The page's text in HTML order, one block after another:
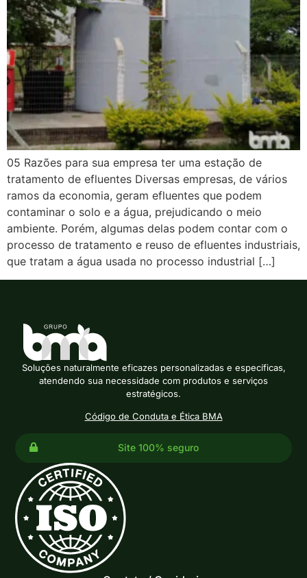
05 Razões para sua empresa ter uma estação de
tratamento de efluentes Diversas empresas, de vários
ramos da economia, geram efluentes que podem
contaminar o solo e a água, prejudicando o meio
ambiente. Porém, algumas delas podem contar com o
processo de tratamento e reuso de efluentes industriais,
que tratam a água usada no processo industrial […]
Soluções naturalmente eficazes personalizadas e específicas,
atendendo sua necessidade com produtos e serviços
estratégicos.
Código de Conduta e Ética BMA
Site 100% seguro